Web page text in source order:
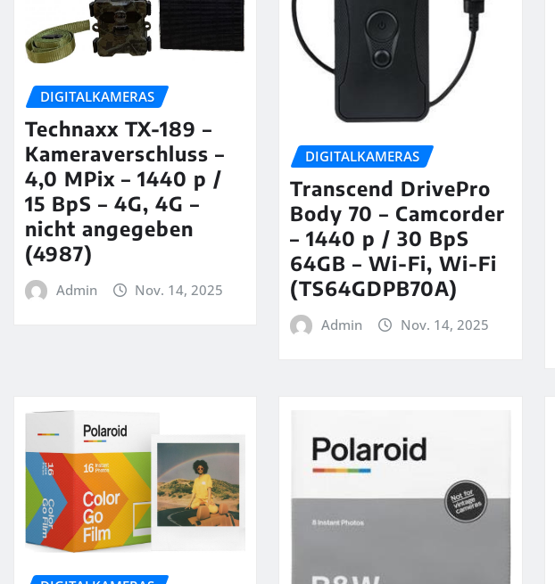
DIGITALKAMERAS
Technaxx TX-189 –
Kameraverschluss –
4,0 MPix – 1440 p /
15 BpS – 4G, 4G –
nicht angegeben
(4987)
Admin Nov. 14, 2025
DIGITALKAMERAS
Transcend DrivePro
Body 70 – Camcorder
– 1440 p / 30 BpS
64GB – Wi-Fi, Wi-Fi
(TS64GDPB70A)
Admin Nov. 14, 2025